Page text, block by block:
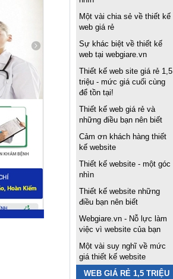
Một vài chia sẻ về thiết kế
web giá rẻ
Sự khác biệt về thiết kế
web tại webgiare.vn
Thiết kế web site giá rẻ 1,5
triệu - mức giá cuối cùng
để tồn tại!
Thiết kế web giá rẻ và
những điều bạn nên biết
Cảm ơn khách hàng thiết
kế website
Thiết kế website - một góc
nhìn
Thiết kế website những
điều bạn nên biết
Webgiare.vn - Nỗ lực làm
việc vì website của bạn
Một vài suy nghĩ về mức
giá thiết kế website
WEB GIÁ RẺ 1,5 TRIỆU